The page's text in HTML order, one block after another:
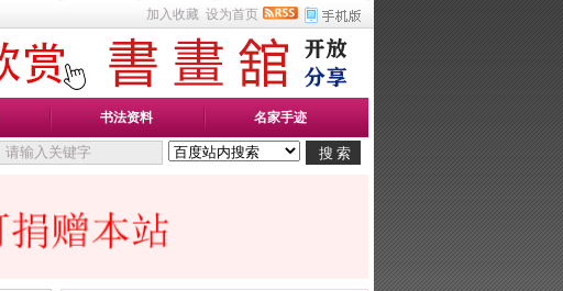
加入收藏 设为首页
书法资料 名家手迹